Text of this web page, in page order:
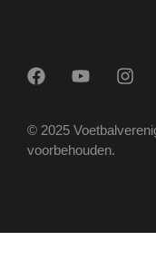
© 2025
voorbehouden.